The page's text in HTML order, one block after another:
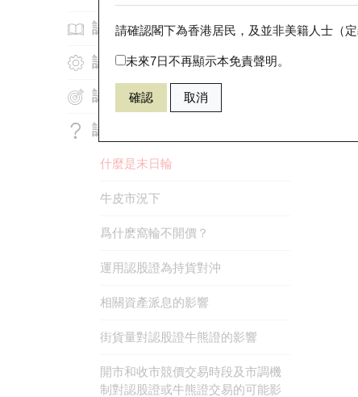
請確認閣下為香港居民，及並非美籍人士（
未來7日不再顯示本免責聲明。
確認 取消
認股證基本知識
什麼是認股證?
為何投資認股證？
如何買賣認股證
認股證的基本條款及術語
認股證的內在值
認股證的時間值
認股證的引伸波幅
認股證運作
認股證的價格跳動計算
指數輪敏感度的計算
影響認股證價格的因素
認股證合資格相關資產
認股證常用計算公式
認股證到期結算方式
認股證的主要風險
認股證攻略
認股證買賣策略例子
認股證常見問題
什麼是末日輪
牛皮市況下
爲什麽窩輪不開價？
運用認股證為持貨對沖
相關資產派息的影響
街貨量對認股證牛熊證的影響
開市和收市競價交易時段及市調機
制對認股證或牛熊證交易的可能影
什
末日輪